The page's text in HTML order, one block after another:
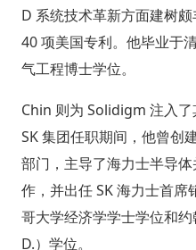
D 系统技术革新方面建树
40 项美国专利。他毕业于
气工程博士学位。
Chin 则为 Solidigm 注入
SK 集团任职期间，他曾创
部门，主导了海力士半导
作，并出任 SK 海力士首
哥大学经济学学士学位和约
D.）学位。